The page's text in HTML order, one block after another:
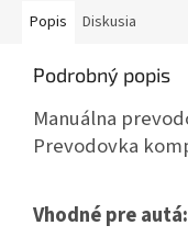
Popis Diskusia
Podrobný popis
Manuálna
Prevodovka
Vhodné pre autá: